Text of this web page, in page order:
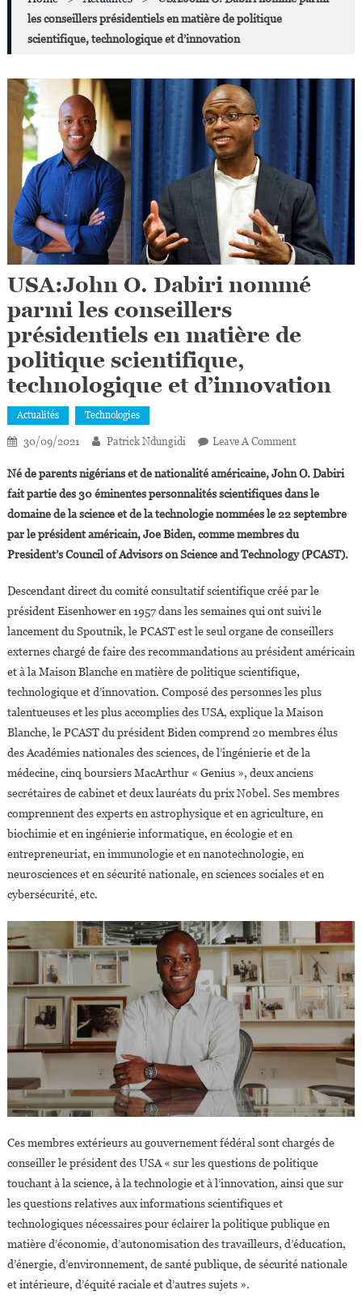
les conseillers présidentiels en matière de politique
scientifique, technologique et d’innovation
USA:John O. Dabiri nommé
parmi les conseillers
présidentiels en matière de
politique scientifique,
technologique et d’innovation
Actualités Technologies
30/09/2021 Patrick Ndungidi Leave A CommentOn
O.
Dabiri
Nommé
Parmi
Les
Présidentiels
En
Matière
Scientifique,
Et
D’innovation
Né de parents nigérians et de nationalité américaine, John O. Dabiri
fait partie des 30 éminentes personnalités scientifiques dans le
domaine de la science et de la technologie nommées le 22 septembre
par le président américain, Joe Biden, comme membres du
President’s Council of Advisors on Science and Technology (PCAST).
Descendant direct du comité consultatif scientifique créé par le
président Eisenhower en 1957 dans les semaines qui ont suivi le
lancement du Spoutnik, le PCAST est le seul organe de conseillers
externes chargé de faire des recommandations au président américain
et à la Maison Blanche en matière de politique scientifique,
technologique et d’innovation. Composé des personnes les plus
talentueuses et les plus accomplies des USA, explique la Maison
Blanche, le PCAST du président Biden comprend 20 membres élus
des Académies nationales des sciences, de l’ingénierie et de la
médecine, cinq boursiers MacArthur « Genius », deux anciens
secrétaires de cabinet et deux lauréats du prix Nobel. Ses membres
comprennent des experts en astrophysique et en agriculture, en
biochimie et en ingénierie informatique, en écologie et en
entrepreneuriat, en immunologie et en nanotechnologie, en
neurosciences et en sécurité nationale, en sciences sociales et en
cybersécurité, etc.
Ces membres extérieurs au gouvernement fédéral sont chargés de
conseiller le président des USA « sur les questions de politique
touchant à la science, à la technologie et à l’innovation, ainsi que sur
les questions relatives aux informations scientifiques et
technologiques nécessaires pour éclairer la politique publique en
matière d’économie, d’autonomisation des travailleurs, d’éducation,
d’énergie, d’environnement, de santé publique, de sécurité nationale
et intérieure, d’équité raciale et d’autres sujets ».